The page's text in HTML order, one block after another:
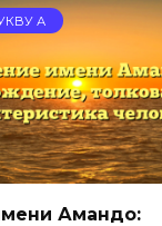
А
Амандо: